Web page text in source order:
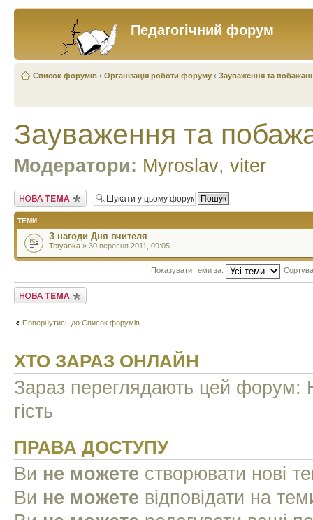
Педагогічний форум
Список форумів ‹ Організація роботи форуму ‹ Зауваження та
Зауваження та
Модератори: Myroslav, viter
Створити нову тему
ТЕМИ
З нагоди Дня вчителя
Tetyanka » 30 вересня 2011, 09:05
Показувати теми за:
Створити нову тему
Повернутись до Список форумів
ХТО ЗАРАЗ ОНЛАЙН
Зараз переглядають цей форум:
гість
ПРАВА ДОСТУПУ
Ви не можете створювати нові
Ви не можете відповідати на